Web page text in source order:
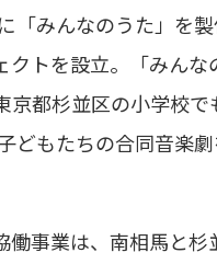
「みんなのうた」を
トを設立。「みんな
都杉並区の小学校で
どもたちの合同音楽
事業は、南相馬と杉